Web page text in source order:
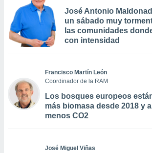
José Antonio
un sábado muy
las comunidades
con intensidad
Francisco Martín León
Coordinador de la RAM
Los bosques europeos
más biomasa desde 2018 y
menos CO2
José Miguel Viñas